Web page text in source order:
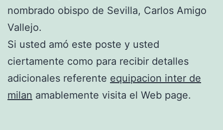
nombrado obispo de Sevilla, Carlos Amigo
Vallejo.
Si usted amó este poste y usted
ciertamente como para recibir detalles
adicionales referente equipacion inter de
milan amablemente visita el Web page.